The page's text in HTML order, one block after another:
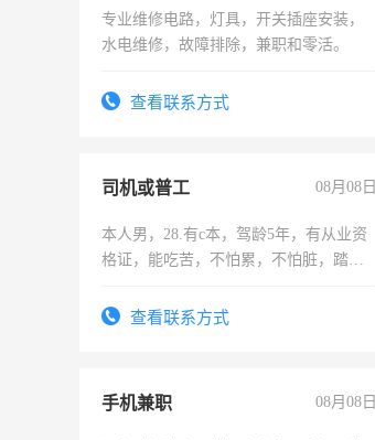
专业维修电路，灯具，开关插座安装，
水电维修，故障排除，兼职和零活。
查看联系方式
司机或普工 08月08日
本人男，28.有c本，驾龄5年，有从业资
格证，能吃苦，不怕累，不怕脏，踏
查看联系方式
手机兼职 08月08日